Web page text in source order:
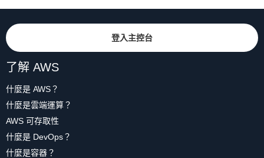
登入主控台
了解 AWS
什麼是 AWS？
什麼是雲端運算？
AWS 可存取性
什麼是 DevOps？
什麼是容器？